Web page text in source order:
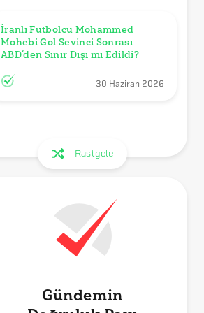
İranlı Futbolcu Mohammed
Mohebi Gol Sevinci Sonrası
30 Haziran 2026
Rastgele
Gündemin